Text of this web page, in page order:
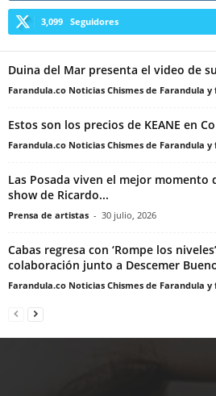
3,099 Seguidores
Duina del Mar presenta el video de
Farandula.co Noticias Chismes de Farandula y
Estos son los precios de KEANE en
Farandula.co Noticias Chismes de Farandula y
Las Posada viven el mejor momento
show de Ricardo...
Prensa de artistas - 30 julio, 2026
Cabas regresa con ‘Rompe los
colaboración junto a Descemer
Farandula.co Noticias Chismes de Farandula y